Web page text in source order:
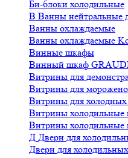
Би-блоки холодильные
В Ванны нейтральные
Ванны охлаждаемые
Ванны охлаждаемые
Винные шкафы
Винный шкаф
Витрины для
Витрины для
Витрины для
Витрины холодильные
Витрины холодильные
Д Двери для
Двери для